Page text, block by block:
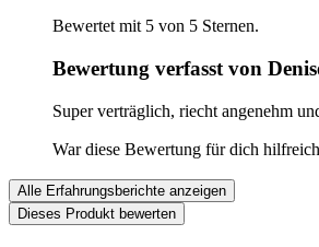
Bewertet mit 5 von 5 Sternen.
Bewertung verfasst von
Super verträglich, riecht angenehm
War diese Bewertung für dich
Alle Erfahrungsberichte anzeigen
Dieses Produkt bewerten